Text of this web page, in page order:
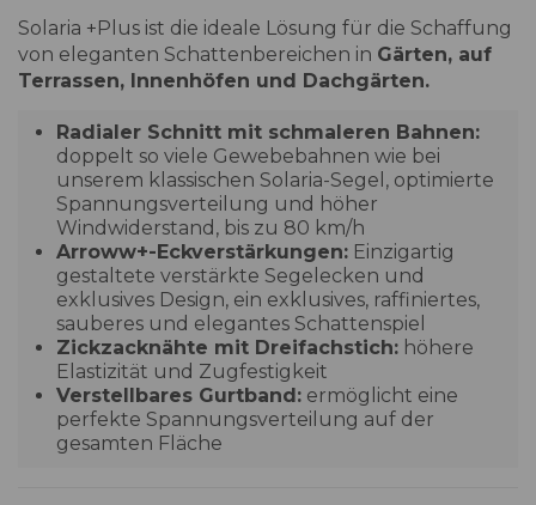
Solaria +Plus ist die ideale Lösung für die Schaffung
von eleganten Schattenbereichen in Gärten, auf
Terrassen, Innenhöfen und Dachgärten.
Radialer Schnitt mit schmaleren Bahnen:
doppelt so viele Gewebebahnen wie bei
unserem klassischen Solaria-Segel, optimierte
Spannungsverteilung und höher
Windwiderstand, bis zu 80 km/h
Arroww+-Eckverstärkungen: Einzigartig
gestaltete verstärkte Segelecken und
exklusives Design, ein exklusives, raffiniertes,
sauberes und elegantes Schattenspiel
Zickzacknähte mit Dreifachstich: höhere
Elastizität und Zugfestigkeit
Verstellbares Gurtband: ermöglicht eine
perfekte Spannungsverteilung auf der
gesamten Fläche